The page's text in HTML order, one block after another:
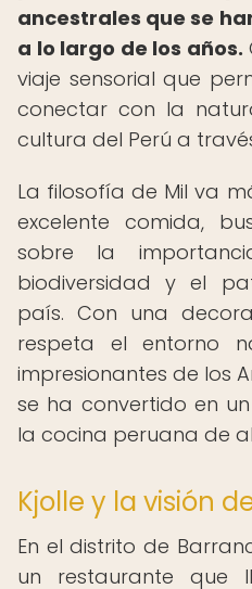
ancestrales que se
a lo largo de los años.
viaje sensorial que
conectar con la
cultura del Perú a
La filosofía de Mil va
excelente comida,
sobre la
biodiversidad y el
país. Con una
respeta el entorno
impresionantes de los
se ha convertido en
la cocina peruana de
Kjolle y la visión
En el distrito de
un restaurante